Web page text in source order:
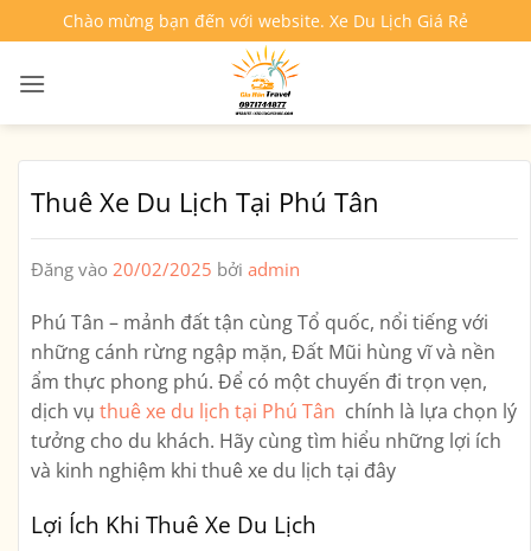
qua
nội
Chào mừng bạn đến với website. Xe Du Lịch Giá Rẻ
Thuê Xe Du Lịch Tại Phú Tân
Đăng vào 20/02/2025 bởi admin
Phú Tân – mảnh đất tận cùng Tổ quốc, nổi tiếng với
những cánh rừng ngập mặn, Đất Mũi hùng vĩ và nền
ẩm thực phong phú. Để có một chuyến đi trọn vẹn,
dịch vụ thuê xe du lịch tại Phú Tân chính là lựa chọn lý
tưởng cho du khách. Hãy cùng tìm hiểu những lợi ích
và kinh nghiệm khi thuê xe du lịch tại đây
Lợi Ích Khi Thuê Xe Du Lịch